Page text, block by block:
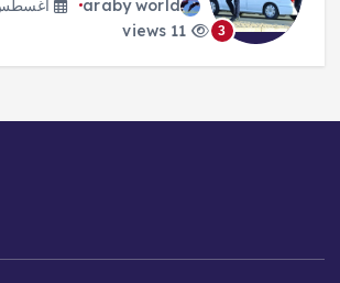
3
araby world
أغسطس 8,